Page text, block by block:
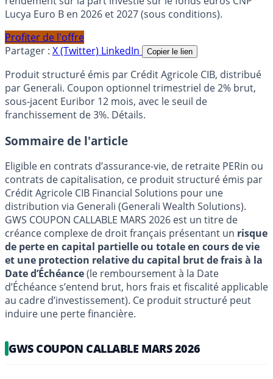
Lucya Euro B en 2026 et 2027 (sous conditions).
Profiter de l'offre
Partager : X (Twitter) LinkedIn Copier le lien
Produit structuré émis par Crédit Agricole CIB, distribué
par Generali. Coupon optionnel trimestriel de 2% brut,
sous-jacent Euribor 12 mois, avec le seuil de
franchissement de 3%. Détails.
Sommaire de l'article
Eligible en contrats d’assurance-vie, de retraite PERin ou
contrats de capitalisation, ce produit structuré émis par
Crédit Agricole CIB Financial Solutions pour une
distribution via Generali (Generali Wealth Solutions).
GWS COUPON CALLABLE MARS 2026 est un titre de
créance complexe de droit français présentant un risque
de perte en capital partielle ou totale en cours de vie
et une protection relative du capital brut de frais à la
Date d’Échéance(le remboursement à la Date
d’Échéance s’entend brut, hors frais et fiscalité applicable
au cadre d’investissement). Ce produit structuré peut
induire une perte financière.
GWS COUPON CALLABLE MARS 2026